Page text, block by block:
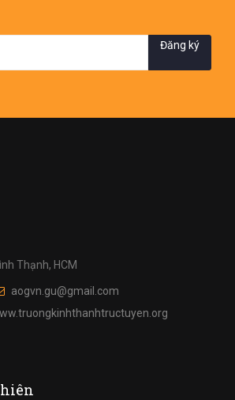
Đăng ký
Thạnh, HCM
aogvn.gu@gmail.com